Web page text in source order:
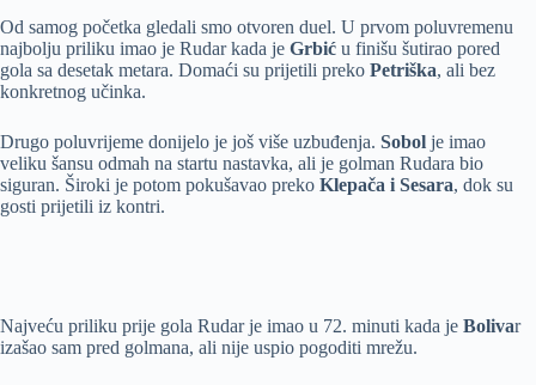
Od samog početka gledali smo otvoren duel. U prvom poluvremenu
najbolju priliku imao je Rudar kada je Grbić u finišu šutirao pored
gola sa desetak metara. Domaći su prijetili preko Petriška, ali bez
konkretnog učinka.
Drugo poluvrijeme donijelo je još više uzbuđenja. Sobol je imao
veliku šansu odmah na startu nastavka, ali je golman Rudara bio
siguran. Široki je potom pokušavao preko Klepača i Sesara, dok su
gosti prijetili iz kontri.
Najveću priliku prije gola Rudar je imao u 72. minuti kada je Bolivar
izašao sam pred golmana, ali nije uspio pogoditi mrežu.